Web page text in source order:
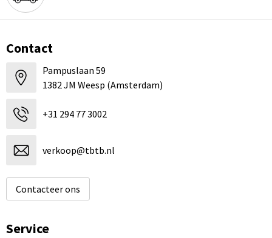
Contact
Pampuslaan 59
1382 JM Weesp (Amsterdam)
+31 294 77 3002
verkoop@tbtb.nl
Contacteer ons
Service